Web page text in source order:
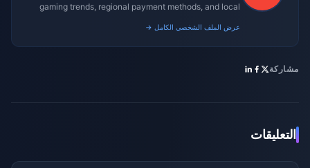
gaming trends, regional payment methods, and local
عرض الملف الشخصي الكامل →
مشاركة
التعليقات